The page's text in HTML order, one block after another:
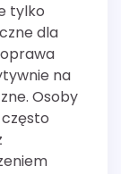
tylko
dla
na
Osoby